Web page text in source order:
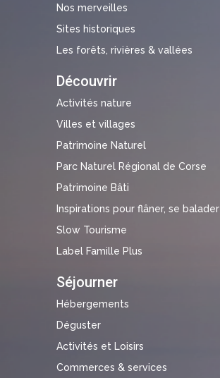
Nos merveilles
Sites historiques
Les forêts, rivières & vallées
Découvrir
Activités nature
Villes et villages
Patrimoine Naturel
Parc Naturel Régional de Corse
Patrimoine Bâti
Inspirations pour flâner, se balader
Slow Tourisme
Label Famille Plus
Séjourner
Hébergements
Déguster
Activités et Loisirs
Commerces & services